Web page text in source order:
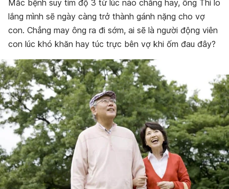
Mắc bệnh suy tim độ 3 từ lúc nào chẳng hay, ông Thi lo
lắng mình sẽ ngày càng trở thành gánh nặng cho vợ
con. Chẳng may ông ra đi sớm, ai sẽ là người động viên
con lúc khó khăn hay túc trực bên vợ khi ốm đau đây?